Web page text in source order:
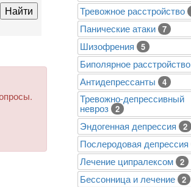
Тревожное расстройство
Панические атаки 7
Шизофрения 5
Биполярное расстройство
Антидепрессанты 4
Тревожно-депрессивный
невроз 2
Эндогенная депрессия 2
Послеродовая депрессия
Лечение ципралексом 2
Бессонница и лечение 2